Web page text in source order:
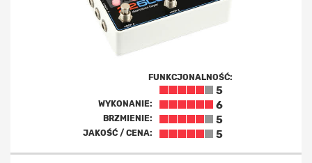
FUNKCJONALNOŚĆ:
5
WYKONANIE: 6
BRZMIENIE: 5
JAKOŚĆ / CENA: 5